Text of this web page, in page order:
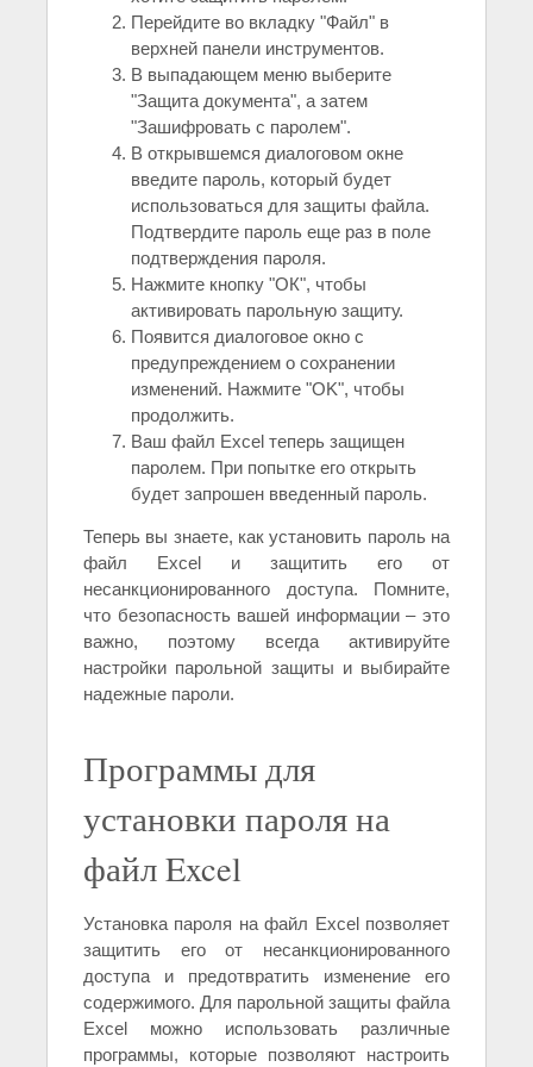
Перейдите во вкладку "Файл" в
верхней панели инструментов.
В выпадающем меню выберите
"Защита документа", а затем
"Зашифровать с паролем".
В открывшемся диалоговом окне
введите пароль, который будет
использоваться для защиты файла.
Подтвердите пароль еще раз в поле
подтверждения пароля.
Нажмите кнопку "ОК", чтобы
активировать парольную защиту.
Появится диалоговое окно с
предупреждением о сохранении
изменений. Нажмите "OK", чтобы
продолжить.
Ваш файл Excel теперь защищен
паролем. При попытке его открыть
будет запрошен введенный пароль.
Теперь вы знаете, как установить пароль на
файл Excel и защитить его от
несанкционированного доступа. Помните,
что безопасность вашей информации – это
важно, поэтому всегда активируйте
настройки парольной защиты и выбирайте
надежные пароли.
Программы для
установки пароля на
файл Excel
Установка пароля на файл Excel позволяет
защитить его от несанкционированного
доступа и предотвратить изменение его
содержимого. Для парольной защиты файла
Excel можно использовать различные
программы, которые позволяют настроить